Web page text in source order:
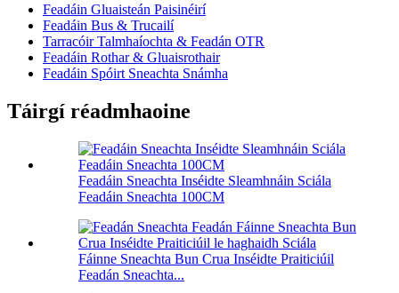
Feadáin Gluaisteán Paisinéirí
Feadáin Bus & Trucailí
Tarracóir Talmhaíochta & Feadán OTR
Feadáin Rothar & Gluaisrothair
Feadáin Spóirt Sneachta Snámha
Táirgí réadmhaoine
Feadáin Sneachta Inséidte Sleamhnáin Sciála
Feadáin Sneachta 100CM
Fáinne Sneachta Bun Crua Inséidte Praiticiúil
Feadán Sneachta...